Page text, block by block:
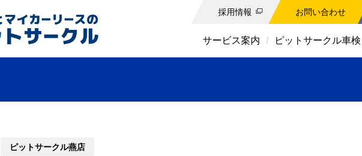
採用情報 お問い合わせ
サービス案内 ピットサークル車検
ピットサークル燕店